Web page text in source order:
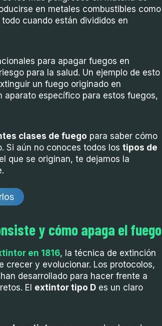
en metales combustibles como
todo cuando están divididos en
para apagar fuegos en
para la salud. Un ejemplo de esto
un fuego originado en
aparato específico para estos fuegos,
clases de fuego para saber cómo
Si aún no conoces todos los tipos de
que se originan, te dejamos la
y cómo apaga el fuego
en 1816, la técnica de extinción
crecer y evolucionar. Los protocolos,
desarrollado para hacer frente a
El extintor tipo D es un claro